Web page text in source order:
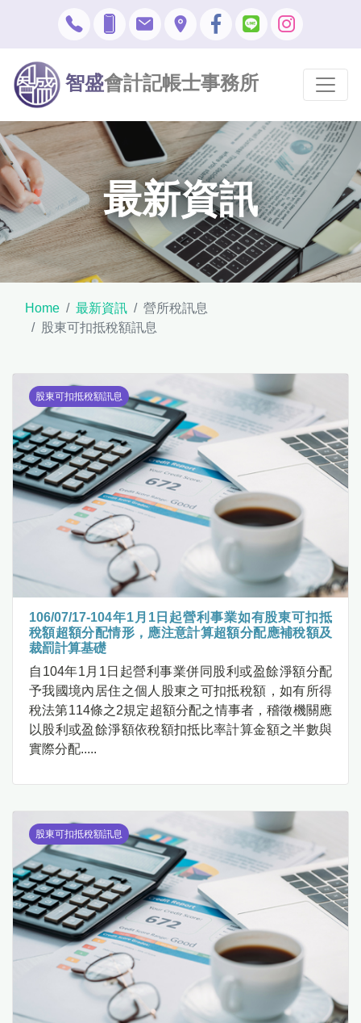
智盛會計記帳士事務所
最新資訊
Home 最新資訊
營所稅訊息
股東可扣抵稅額訊息
股東可扣抵稅額訊息
106/07/17-104年1月1日起營利事業如有股東可扣抵
稅額超額分配情形，應注意計算超額分配應補稅額及
裁罰計算基礎
自104年1月1日起營利事業併同股利或盈餘淨額分配
予我國境內居住之個人股東之可扣抵稅額，如有所得
稅法第114條之2規定超額分配之情事者，稽徵機關應
以股利或盈餘淨額依稅額扣抵比率計算金額之半數與
實際分配.....
股東可扣抵稅額訊息